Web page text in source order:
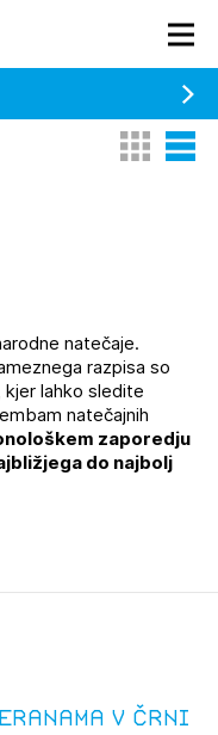
PRIJAVA
KONTAKT
imenom in geslom.
Thumbnail
List
natečaje.
razpisa so
lahko sledite
natečajnih
zaporedju
do najbolj
v Črni
naročite na
naslov.